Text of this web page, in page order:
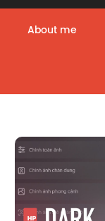
About me